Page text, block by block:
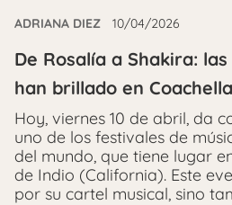
ADRIANA DIEZ 10/04/2026
De Rosalía a Shakira:
han brillado en Coachella
Hoy, viernes 10 de abril, da
uno de los festivales de
del mundo, que tiene lugar
de Indio (California). Este
por su cartel musical, sino